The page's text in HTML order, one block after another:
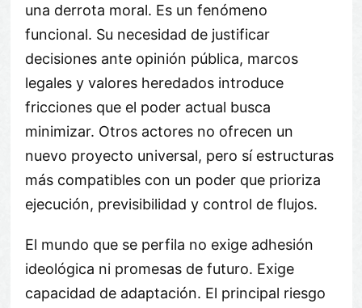
una derrota moral. Es un fenómeno
funcional. Su necesidad de justificar
decisiones ante opinión pública, marcos
legales y valores heredados introduce
fricciones que el poder actual busca
minimizar. Otros actores no ofrecen un
nuevo proyecto universal, pero sí estructuras
más compatibles con un poder que prioriza
ejecución, previsibilidad y control de flujos.
El mundo que se perfila no exige adhesión
ideológica ni promesas de futuro. Exige
capacidad de adaptación. El principal riesgo